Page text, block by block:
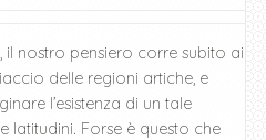
nostro pensiero corre subito ai
delle regioni artiche, e
l’esistenza di un tale
latitudini. Forse è questo che